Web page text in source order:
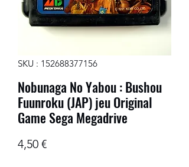
SKU : 152688377156
Nobunaga No Yabou : Bushou
Fuunroku (JAP) jeu Original
Game Sega Megadrive
4,50 €Prix